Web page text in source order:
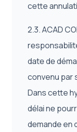
cette
2.3. ACAD
date de
convenu par
Dans cette
délai ne
demande en